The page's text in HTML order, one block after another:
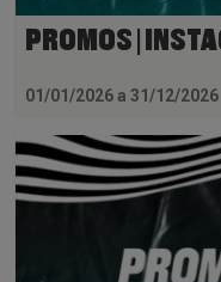
PROMOS |
01/01/2026 a 31/12/2026